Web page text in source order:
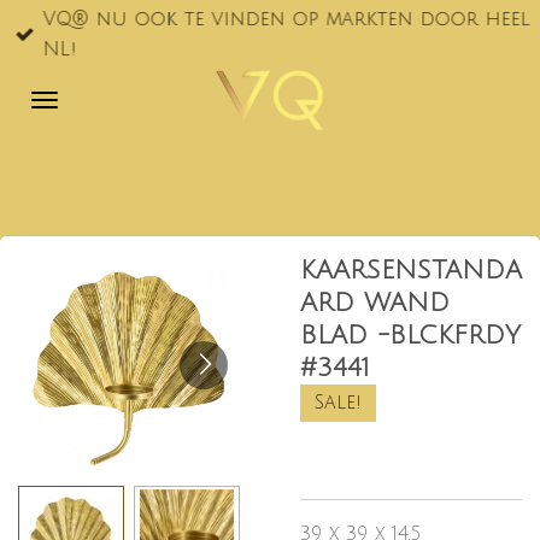
Ga
direct
VQ® nu ook te vinden op markten door heel
NL!
KAARSENSTANDA
ARD WAND
BLAD -BLCKFRDY
#3441
Sale!
39 x 39 x 14,5